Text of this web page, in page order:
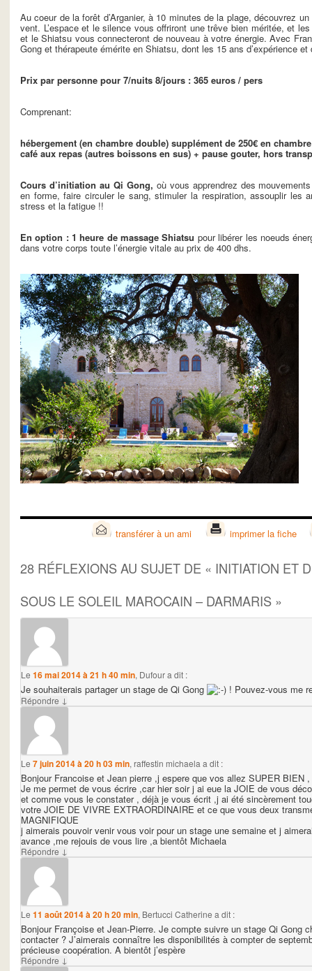
Au coeur de la forêt d’Arganier, à 10 minutes de la plage, découvrez
vent. L’espace et le silence vous offriront une trêve bien méritée, et
et le Shiatsu vous connecteront de nouveau à votre énergie. Avec
Gong et thérapeute émérite en Shiatsu, dont les 15 ans d’expérience
Prix par personne pour 7/nuits 8/jours : 365 euros / pers
Comprenant:
hébergement (en chambre double) supplément de 250€ en
café aux repas (autres boissons en sus) + pause gouter, hors
Cours d’initiation au Qi Gong, où vous apprendrez des
en forme, faire circuler le sang, stimuler la respiration, assouplir les
stress et la fatigue !!
En option : 1 heure de massage Shiatsu pour libérer les noeuds
dans votre corps toute l’énergie vitale au prix de 400 dhs.
transférer à un ami imprimer la fiche
28 RÉFLEXIONS AU SUJET DE « INITIATION ET
SOUS LE SOLEIL MAROCAIN – DARMARIS »
Le 16 mai 2014 à 21 h 40 min, Dufoura dit :
Je souhaiterais partager un stage de Qi Gong ! Pouvez-vous me
Répondre ↓
Le 7 juin 2014 à 20 h 03 min, raffestin michaela a dit :
Bonjour Francoise et Jean pierre ,j espere que vos allez SUPER
Je me permet de vous écrire ,car hier soir j ai eue la JOIE de vous
et comme vous le constater , déjà je vous écrit ,j ai été sincèrement
votre JOIE DE VIVRE EXTRAORDINAIRE et ce que vous deux
MAGNIFIQUE
j aimerais pouvoir venir vous voir pour un stage une semaine et j
avance ,me rejouis de vous lire ,a bientôt Michaela
Répondre ↓
Le 11 août 2014 à 20 h 20 min, Bertucci Catherine a dit :
Bonjour Françoise et Jean-Pierre. Je compte suivre un stage Qi Gong
contacter ? J’aimerais connaître les disponibilités à compter de
précieuse coopération. A bientôt j’espère
Répondre ↓